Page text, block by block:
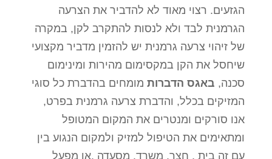
הגזעים. רצוי מאוד לא להדביר את הצרעה
הגרמנית לבד ולא לנסות להתקרב לקן, במקרה
של זיהוי צרעה גרמנית יש להזמין מדביר מקצועי
שיחסל את הקן במקסימום מהירות ומינימום
סכנה, באגס הדברות מומחים בהדברת כל סוגי
המזיקים בכלל, והדברת צרעה גרמנית בפרט,
אנו סורקים ומנטרים את המקום המטופל
ומתאימים את הטיפול למזיק ולמקום הנגוע בין
עם זה בית , חצר, משרד, מסעדה ,או מפעל